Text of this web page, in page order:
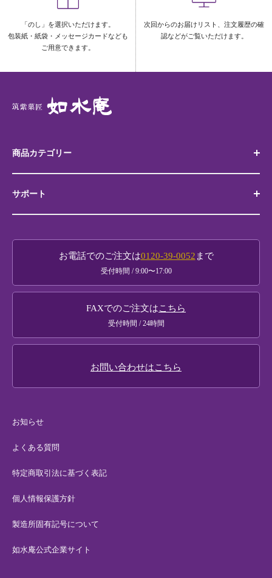
「のし」を選択いただけます。
包装紙・紙袋・メッセージカードなども
ご用意できます。
次回からのお届けリスト、注文履歴の確
認などがご覧いただけます。
商品カテゴリー
代表銘菓 筑紫もち
サポート
お買い物ガイド
法人様・大口注文
お知らせ
よくある質問
特定商取引法に基づく表記
個人情報保護方針
製造所固有記号について
如水庵公式企業サイト
お電話でのご注文は0120-39-0052 まで
受付時間 / 9:00〜17:00
FAXでのご注文はこちら
受付時間 / 24時間
お問い合わせはこちら